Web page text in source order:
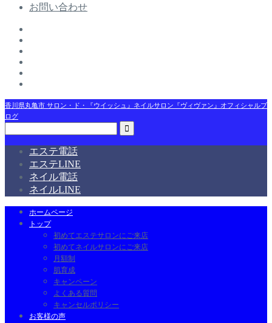
お問い合わせ
香川県丸亀市 サロン・ド・『ウイッシュ』ネイルサロン『ヴィヴァン』オフィシャルブ
ログ
エステ電話
エステLINE
ネイル電話
ネイルLINE
ホームページ
トップ
初めてエステサロンにご来店
初めてネイルサロンにご来店
月額制
肌育成
キャンペーン
よくある質問
キャンセルポリシー
お客様の声